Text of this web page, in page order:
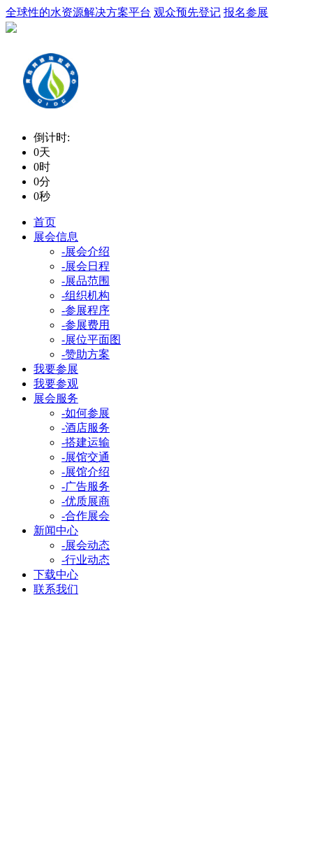
全球性的水资源解决方案平台 观众预先登记 报名参展
倒计时:
0天
0时
0分
0秒
首页
展会信息
-展会介绍
-展会日程
-展品范围
-组织机构
-参展程序
-参展费用
-展位平面图
-赞助方案
我要参展
我要参观
展会服务
-如何参展
-酒店服务
-搭建运输
-展馆交通
-展馆介绍
-广告服务
-优质展商
-合作展会
新闻中心
-展会动态
-行业动态
下载中心
联系我们